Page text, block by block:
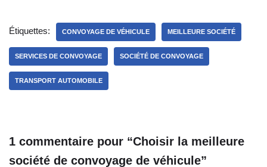
Étiquettes: CONVOYAGE DE VÉHICULE MEILLEURE SOCIÉTÉ
SERVICES DE CONVOYAGE SOCIÉTÉ DE CONVOYAGE
TRANSPORT AUTOMOBILE
1 commentaire pour “Choisir la meilleure
société de convoyage de véhicule”